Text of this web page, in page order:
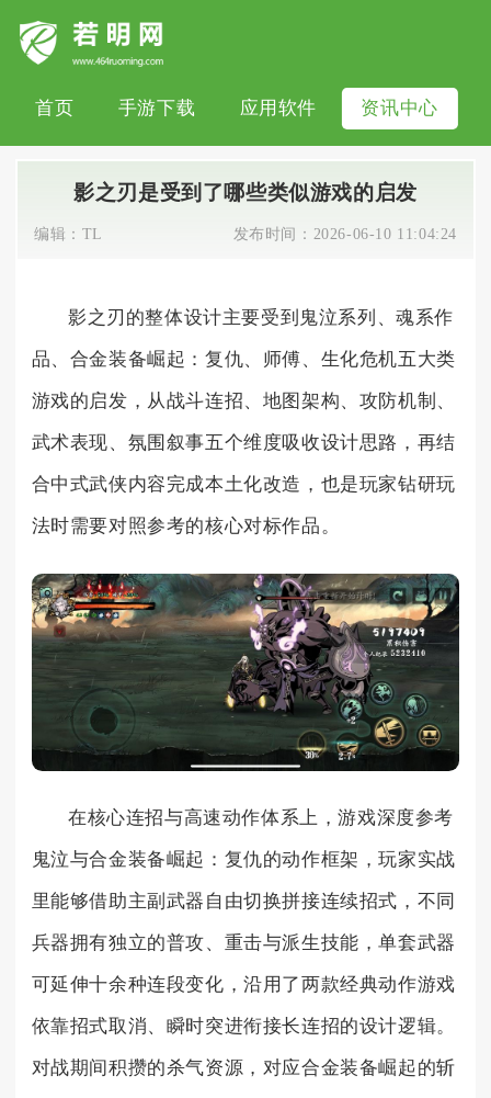
首页 手游下载 应用软件 资讯中心
影之刃是受到了哪些类似游戏的启发
编辑： TL 发布时间： 2026-06-10 11:04:24
影之刃的整体设计主要受到鬼泣系列、魂系作
品、合金装备崛起：复仇、师傅、生化危机五大类
游戏的启发，从战斗连招、地图架构、攻防机制、
武术表现、氛围叙事五个维度吸收设计思路，再结
合中式武侠内容完成本土化改造，也是玩家钻研玩
法时需要对照参考的核心对标作品。
在核心连招与高速动作体系上，游戏深度参考
鬼泣与合金装备崛起：复仇的动作框架，玩家实战
里能够借助主副武器自由切换拼接连续招式，不同
兵器拥有独立的普攻、重击与派生技能，单套武器
可延伸十余种连段变化，沿用了两款经典动作游戏
依靠招式取消、瞬时突进衔接长连招的设计逻辑。
对战期间积攒的杀气资源，对应合金装备崛起的斩